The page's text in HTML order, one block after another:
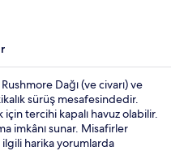
Dağı (ve civarı) ve
sürüş mesafesindedir.
tercihi kapalı havuz olabilir.
imkânı sunar. Misafirler
ilgili harika yorumlarda